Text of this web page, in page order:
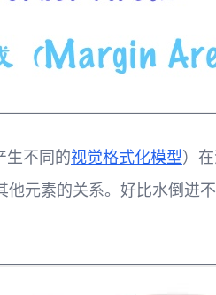
生不同的视觉格式化模型）
元素的关系。好比水倒进